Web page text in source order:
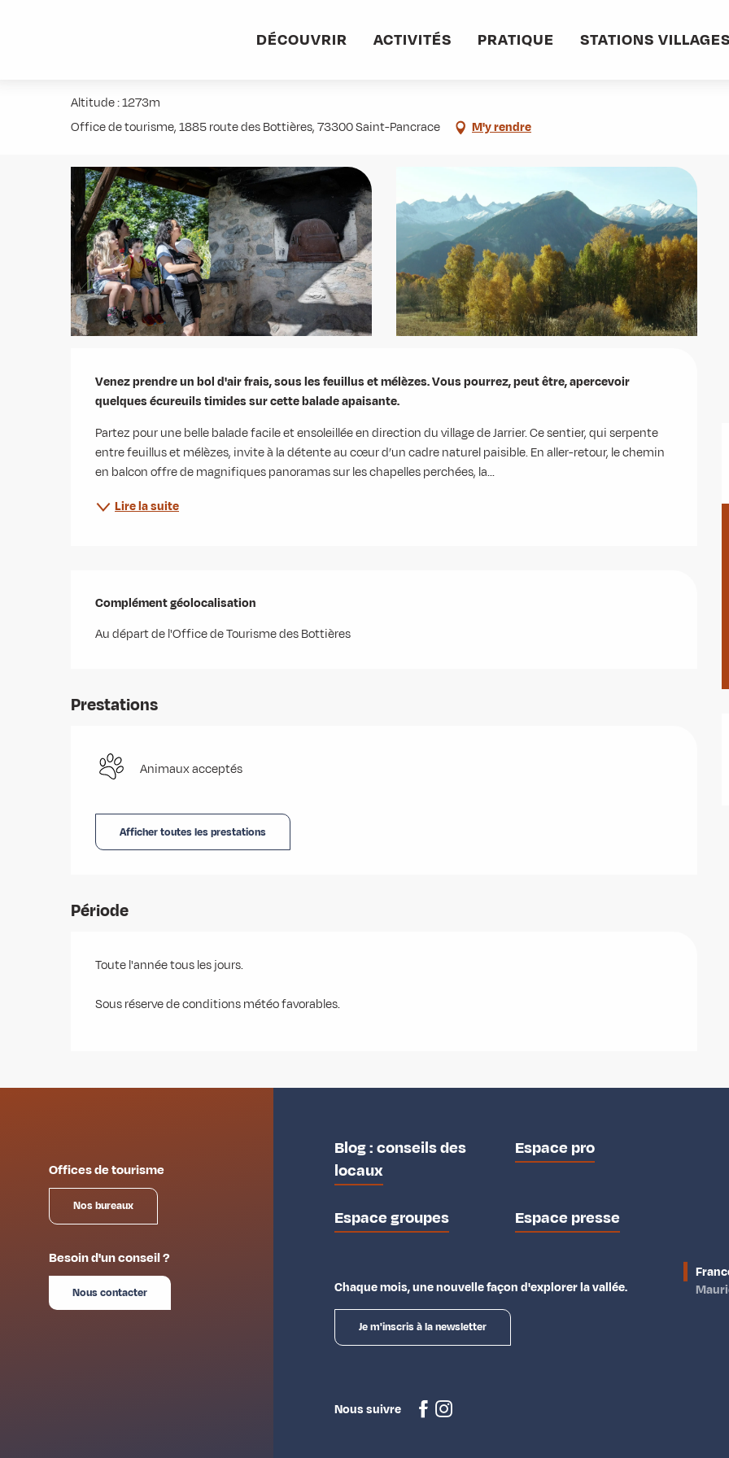
DÉCOUVRIR ACTIVITÉS PRATIQUE STATIONS VILLAGES
Altitude : 1273m
Office de tourisme, 1885 route des Bottières, 73300 Saint-Pancrace
M'y rendre
Description
Venez prendre un bol d'air frais, sous les feuillus et mélèzes. Vous pourrez, peut être, apercevoir
quelques écureuils timides sur cette balade apaisante.
Partez pour une belle balade facile et ensoleillée en direction du village de Jarrier. Ce sentier, qui serpente
entre feuillus et mélèzes, invite à la détente au cœur d’un cadre naturel paisible. En aller-retour, le chemin
en balcon offre de magnifiques panoramas sur les chapelles perchées, la...
Lire la suite
Complément géolocalisation
Complément géolocalisation
Au départ de l'Office de Tourisme des Bottières
Prestations
Animaux acceptés
Afficher toutes les prestations
Période
Toute l'année tous les jours.
Sous réserve de conditions météo favorables.
Offices de tourisme
Nos bureaux
Besoin d'un conseil ?
Nous contacter
Blog : conseils des
locaux
Espace pro
Espace groupes Espace presse
Chaque mois, une nouvelle façon d'explorer la vallée.
Je m'inscris à la newsletter
Nous suivre